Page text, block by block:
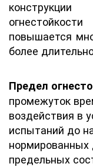
повышается
более
Предел
промежуток
воздействия в
испытаний до
нормированных
предельных